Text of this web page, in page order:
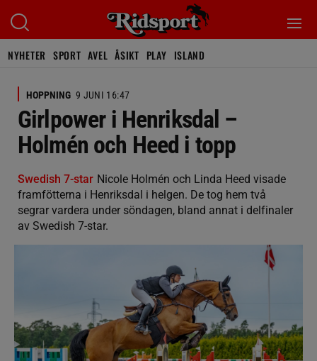
NYHETER SPORT AVEL ÅSIKT PLAY ISLAND
HOPPNING 9 JUNI 16:47
Girlpower i Henriksdal –
Holmén och Heed i topp
Swedish 7-star Nicole Holmén och Linda Heed visade
framfötterna i Henriksdal i helgen. De tog hem två
segrar vardera under söndagen, bland annat i delfinaler
av Swedish 7-star.